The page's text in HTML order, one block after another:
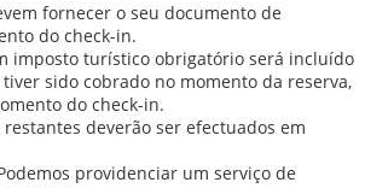
fornecer o seu documento de
do check-in.
imposto turístico obrigatório será incluído
sido cobrado no momento da reserva,
do check-in.
deverão ser efectuados em
providenciar um serviço de